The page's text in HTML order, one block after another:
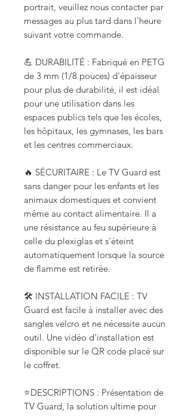
portrait, veuillez nous contacter par
messages au plus tard dans l'heure
suivant votre commande.
💪 DURABILITÉ : Fabriqué en PETG
de 3 mm (1/8 pouces) d'épaisseur
pour plus de durabilité, il est idéal
pour une utilisation dans les
espaces publics tels que les écoles,
les hôpitaux, les gymnases, les bars
et les centres commerciaux.
🔥 SÉCURITAIRE : Le TV Guard est
sans danger pour les enfants et les
animaux domestiques et convient
même au contact alimentaire. Il a
une résistance au feu supérieure à
celle du plexiglas et s'éteint
automatiquement lorsque la source
de flamme est retirée.
🛠️ INSTALLATION FACILE : TV
Guard est facile à installer avec des
sangles velcro et ne nécessite aucun
outil. Une vidéo d'installation est
disponible sur le QR code placé sur
le coffret.
⭐DESCRIPTIONS : Présentation de
TV Guard, la solution ultime pour